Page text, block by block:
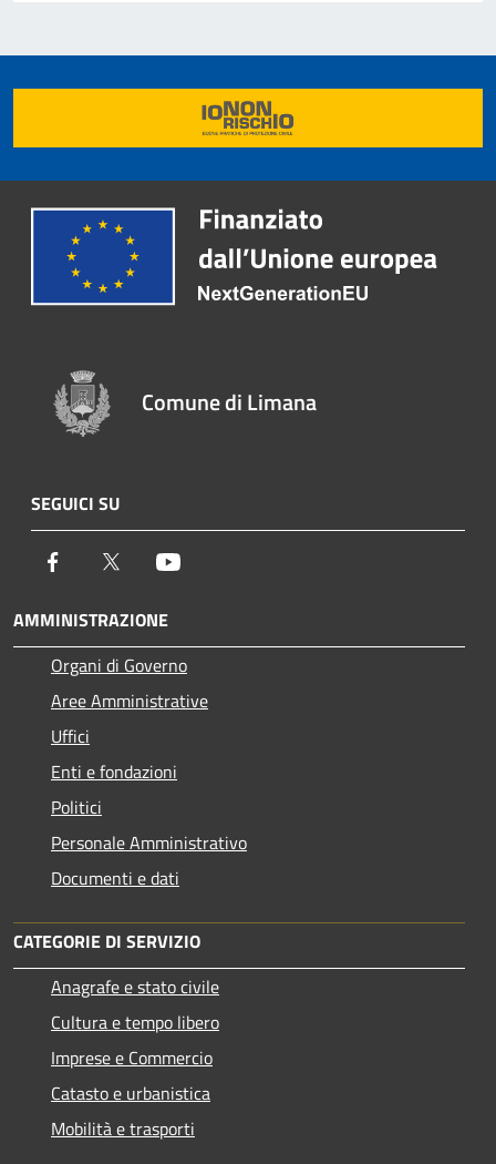
Comune di Limana
SEGUICI SU
Facebook Twitter
AMMINISTRAZIONE
Organi di Governo
Aree Amministrative
Uffici
Enti e fondazioni
Politici
Personale Amministrativo
Documenti e dati
CATEGORIE DI SERVIZIO
Anagrafe e stato civile
Cultura e tempo libero
Imprese e Commercio
Catasto e urbanistica
Mobilità e trasporti